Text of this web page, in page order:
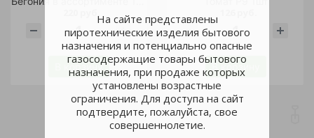
На сайте представлены
пиротехнические изделия бытового
назначения и потенциально опасные
газосодержащие товары бытового
назначения, при продаже которых
установлены возрастные
ограничения. Для доступа на сайт
подтвердите, пожалуйста, свое
совершеннолетие.
шт
В корзину
шт
В корзину